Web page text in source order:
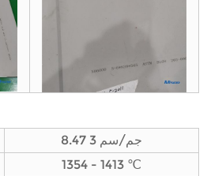
8.47 جم/سم 3
1354 - 1413 ℃